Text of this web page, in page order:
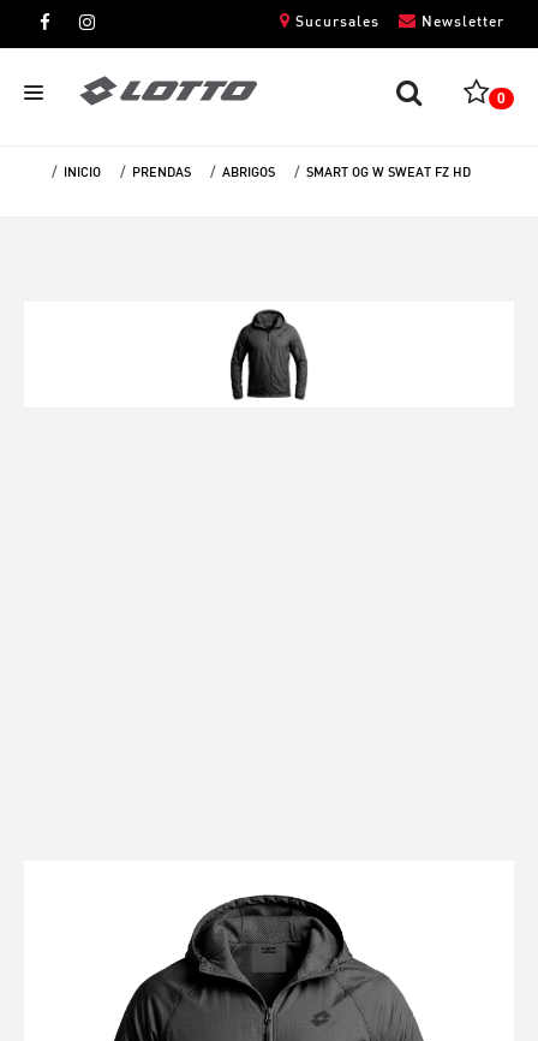
Newsletter
Sucursales
0
INICIO PRENDAS ABRIGOS SMART OG W SWEAT FZ HD